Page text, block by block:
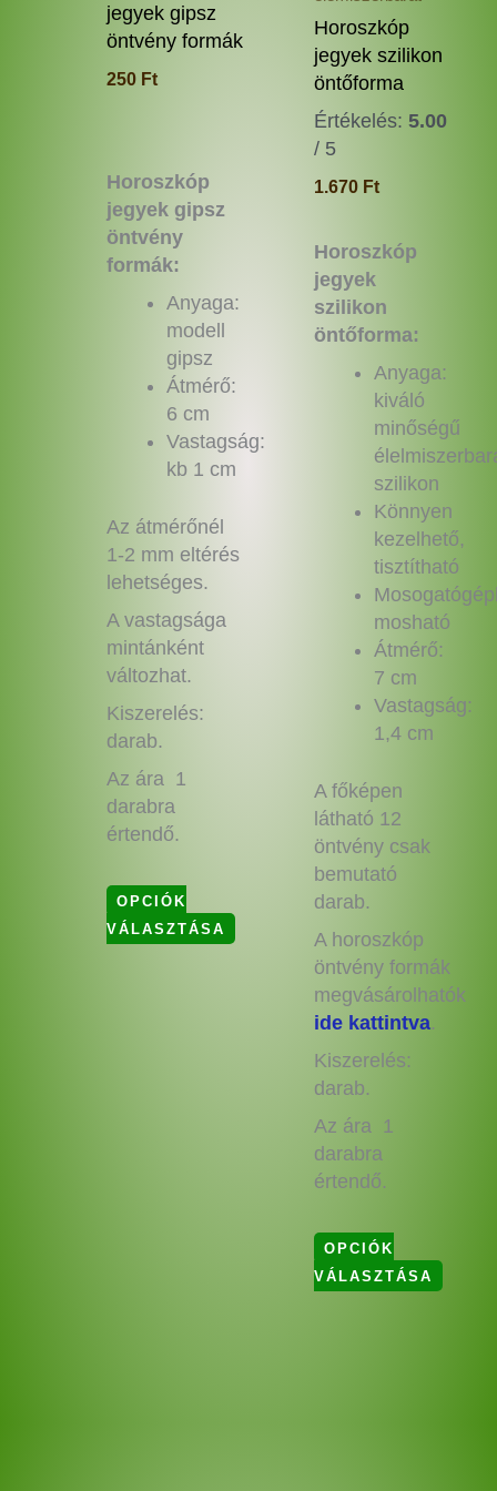
jegyek gipsz
öntvény formák
250 Ft
Horoszkóp
jegyek gipsz
öntvény
formák:
Anyaga:
modell
gipsz
Átmérő:
6 cm
Vastagság:
kb 1 cm
Az átmérőnél
1-2 mm eltérés
lehetséges.
A vastagsága
mintánként
változhat.
Kiszerelés:
darab.
Az ára 1
darabra
értendő.
OPCIÓK
VÁLASZTÁSA
választhatókHoroszkóp
jegyek szilikon
öntőforma
Értékelés: 5.00
/ 5
1.670 Ft
Horoszkóp
jegyek
szilikon
öntőforma:
Anyaga:
kiváló
minőségű
szilikon
Könnyen
kezelhető,
tisztítható
mosható
Átmérő:
7 cm
Vastagság:
1,4 cm
A főképen
látható 12
öntvény csak
bemutató
darab.
A horoszkóp
öntvény formák
megvásárolhatók
ide kattintva.
Kiszerelés:
darab.
Az ára 1
darabra
értendő.
OPCIÓK
VÁLASZTÁSA